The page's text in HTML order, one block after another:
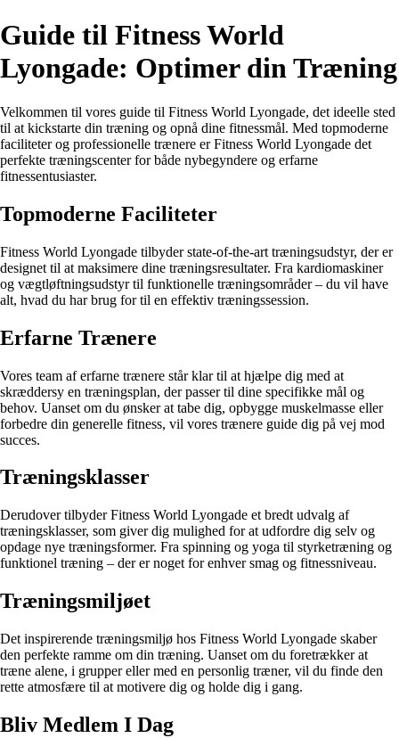
Guide til Fitness World
Lyongade: Optimer din Træning
Velkommen til vores guide til Fitness World Lyongade, det ideelle sted
til at kickstarte din træning og opnå dine fitnessmål. Med topmoderne
faciliteter og professionelle trænere er Fitness World Lyongade det
perfekte træningscenter for både nybegyndere og erfarne
fitnessentusiaster.
Topmoderne Faciliteter
Fitness World Lyongade tilbyder state-of-the-art træningsudstyr, der er
designet til at maksimere dine træningsresultater. Fra kardiomaskiner
og vægtløftningsudstyr til funktionelle træningsområder – du vil have
alt, hvad du har brug for til en effektiv træningssession.
Erfarne Trænere
Vores team af erfarne trænere står klar til at hjælpe dig med at
skræddersy en træningsplan, der passer til dine specifikke mål og
behov. Uanset om du ønsker at tabe dig, opbygge muskelmasse eller
forbedre din generelle fitness, vil vores trænere guide dig på vej mod
succes.
Træningsklasser
Derudover tilbyder Fitness World Lyongade et bredt udvalg af
træningsklasser, som giver dig mulighed for at udfordre dig selv og
opdage nye træningsformer. Fra spinning og yoga til styrketræning og
funktionel træning – der er noget for enhver smag og fitnessniveau.
Træningsmiljøet
Det inspirerende træningsmiljø hos Fitness World Lyongade skaber
den perfekte ramme om din træning. Uanset om du foretrækker at
træne alene, i grupper eller med en personlig træner, vil du finde den
rette atmosfære til at motivere dig og holde dig i gang.
Bliv Medlem I Dag